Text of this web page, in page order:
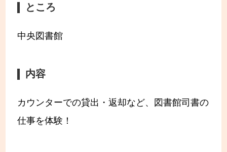
ところ
中央図書館
内容
カウンターでの貸出・返却など、図書館司書の
仕事を体験！